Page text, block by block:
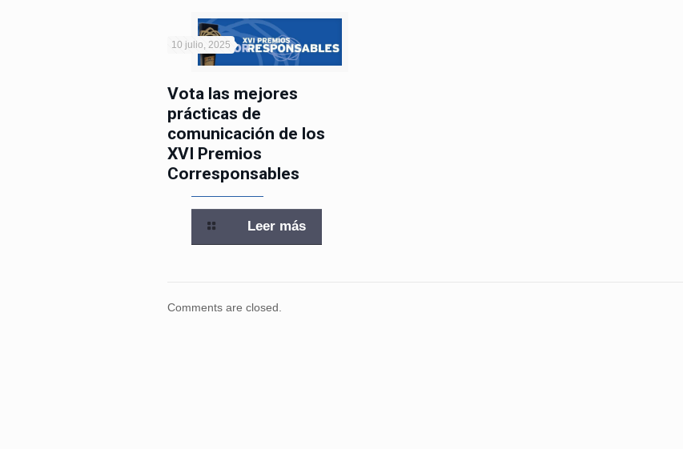
10 julio, 2025
Vota las mejores
prácticas de
comunicación de los
XVI Premios
Corresponsables
Leer más
Comments are closed.